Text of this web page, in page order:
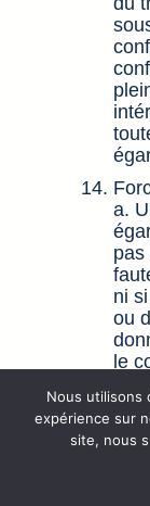
a.
pas
ni
ou
le
b.
Nous utilisons
expérience sur
site, nous